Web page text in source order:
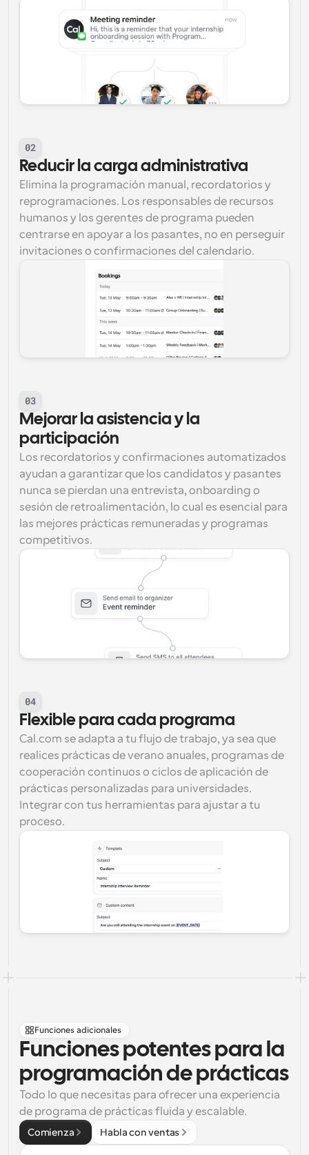
02
Reducir la carga administrativa
Elimina la programación manual, recordatorios y
reprogramaciones. Los responsables de recursos
humanos y los gerentes de programa pueden
centrarse en apoyar a los pasantes, no en perseguir
invitaciones o confirmaciones del calendario.
03
Mejorar la asistencia y la
participación
Los recordatorios y confirmaciones automatizados
ayudan a garantizar que los candidatos y pasantes
nunca se pierdan una entrevista, onboarding o
sesión de retroalimentación, lo cual es esencial para
las mejores prácticas remuneradas y programas
competitivos.
04
Flexible para cada programa
Cal.com se adapta a tu flujo de trabajo, ya sea que
realices prácticas de verano anuales, programas de
cooperación continuos o ciclos de aplicación de
prácticas personalizadas para universidades.
Integrar con tus herramientas para ajustar a tu
proceso.
Funciones adicionales
Funciones potentes para la
programación de prácticas
Todo lo que necesitas para ofrecer una experiencia
de programa de prácticas fluida y escalable.
Comienza Habla con ventas